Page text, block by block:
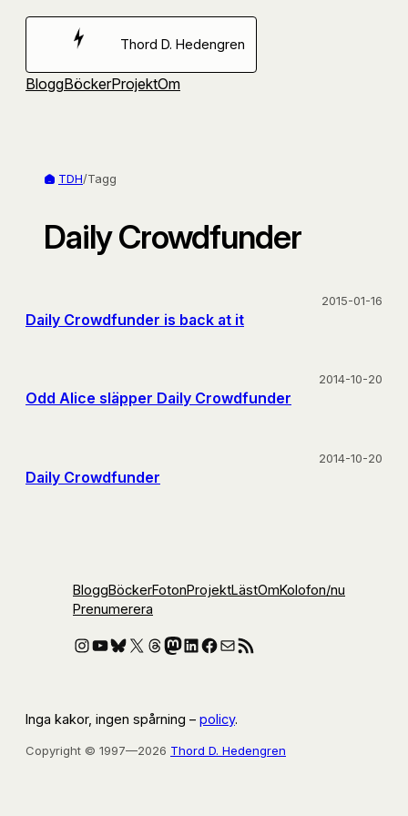
Hoppa
Thord D. Hedengren
BloggBöckerProjektOm
TDH/Tagg
Daily Crowdfunder
Daily Crowdfunder is back at it
2015-01-16
Odd Alice släpper Daily Crowdfunder
2014-10-20
Daily Crowdfunder
2014-10-20
BloggBöckerFotonProjektLästOmKolofon/nu
Prenumerera
Instagram
YouTube
Bluesky
X Threads
Mastodon
LinkedIn
Facebook
E-postRSS-flöde
Inga kakor, ingen spårning – policy.
Copyright © 1997—2026 Thord D. Hedengren